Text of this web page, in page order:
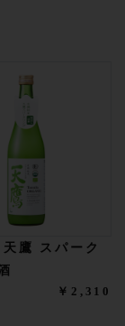
鷹 スパーク
￥2,310